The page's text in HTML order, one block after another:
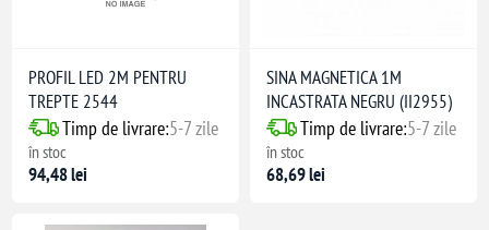
PROFIL LED 2M PENTRU
TREPTE 2544
Timp de livrare:5-7 zile
în stoc
94,48 lei
SINA MAGNETICA 1M
INCASTRATA NEGRU (II2955)
Timp de livrare:5-7 zile
în stoc
68,69 lei